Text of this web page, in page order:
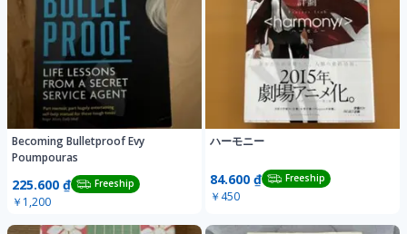
Becoming Bulletproof Evy
Poumpouras
225.600 ₫ Freeship
￥1,200
ハーモニー
84.600 ₫ Freeship
￥450